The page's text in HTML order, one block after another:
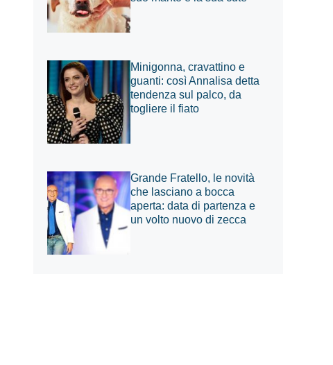
Minigonna, cravattino e
guanti: così Annalisa detta
tendenza sul palco, da
togliere il fiato
Grande Fratello, le novità
che lasciano a bocca
aperta: data di partenza e
un volto nuovo di zecca